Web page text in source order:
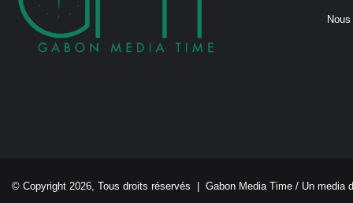
© Copyright 2026, Tous droits réservés | Gabon Media Time / Un media